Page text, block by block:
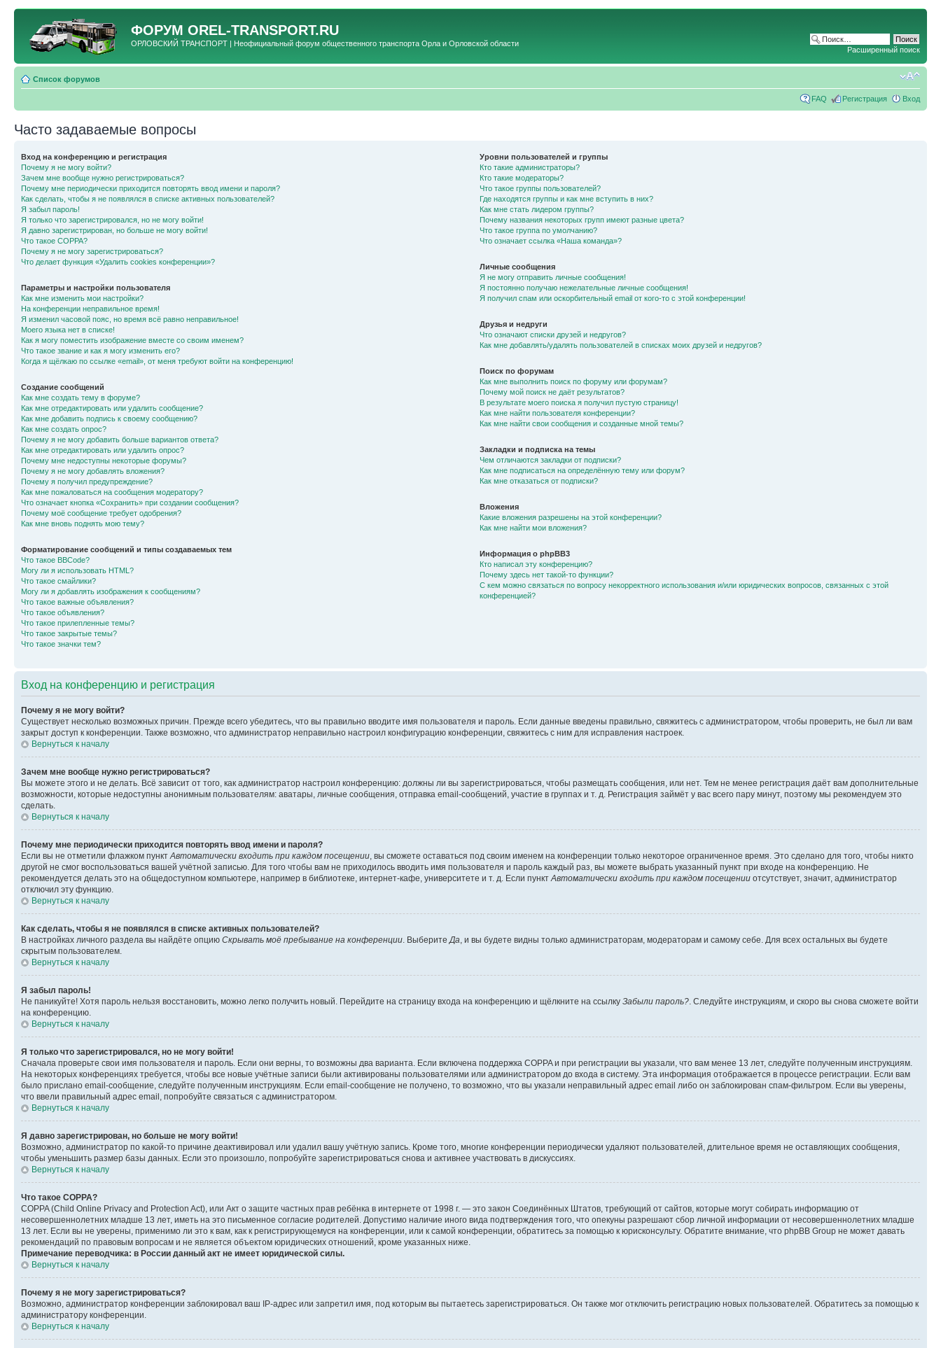
ФОРУМ OREL-TRANSPORT.RU
ОРЛОВСКИЙ ТРАНСПОРТ | Неофициальный форум общественного транспорта Орла и Орловской области
Расширенный поиск
Список форумов
FAQ Регистрация Вход
Часто задаваемые вопросы
Вход на конференцию и регистрация
Почему я не могу войти?
Зачем мне вообще нужно регистрироваться?
Почему мне периодически приходится повторять ввод имени и пароля?
Как сделать, чтобы я не появлялся в списке активных пользователей?
Я забыл пароль!
Я только что зарегистрировался, но не могу войти!
Я давно зарегистрирован, но больше не могу войти!
Что такое COPPA?
Почему я не могу зарегистрироваться?
Что делает функция «Удалить cookies конференции»?
Параметры и настройки пользователя
Как мне изменить мои настройки?
На конференции неправильное время!
Я изменил часовой пояс, но время всё равно неправильное!
Моего языка нет в списке!
Как я могу поместить изображение вместе со своим именем?
Что такое звание и как я могу изменить его?
Когда я щёлкаю по ссылке «email», от меня требуют войти на конференцию!
Создание сообщений
Как мне создать тему в форуме?
Как мне отредактировать или удалить сообщение?
Как мне добавить подпись к своему сообщению?
Как мне создать опрос?
Почему я не могу добавить больше вариантов ответа?
Как мне отредактировать или удалить опрос?
Почему мне недоступны некоторые форумы?
Почему я не могу добавлять вложения?
Почему я получил предупреждение?
Как мне пожаловаться на сообщения модератору?
Что означает кнопка «Сохранить» при создании сообщения?
Почему моё сообщение требует одобрения?
Как мне вновь поднять мою тему?
Форматирование сообщений и типы создаваемых тем
Что такое BBCode?
Могу ли я использовать HTML?
Что такое смайлики?
Могу ли я добавлять изображения к сообщениям?
Что такое важные объявления?
Что такое объявления?
Что такое прилепленные темы?
Что такое закрытые темы?
Что такое значки тем?
Уровни пользователей и группы
Кто такие администраторы?
Кто такие модераторы?
Что такое группы пользователей?
Где находятся группы и как мне вступить в них?
Как мне стать лидером группы?
Почему названия некоторых групп имеют разные цвета?
Что такое группа по умолчанию?
Что означает ссылка «Наша команда»?
Личные сообщения
Я не могу отправить личные сообщения!
Я постоянно получаю нежелательные личные сообщения!
Я получил спам или оскорбительный email от кого-то с этой конференции!
Друзья и недруги
Что означают списки друзей и недругов?
Как мне добавлять/удалять пользователей в списках моих друзей и недругов?
Поиск по форумам
Как мне выполнить поиск по форуму или форумам?
Почему мой поиск не даёт результатов?
В результате моего поиска я получил пустую страницу!
Как мне найти пользователя конференции?
Как мне найти свои сообщения и созданные мной темы?
Закладки и подписка на темы
Чем отличаются закладки от подписки?
Как мне подписаться на определённую тему или форум?
Как мне отказаться от подписки?
Вложения
Какие вложения разрешены на этой конференции?
Как мне найти мои вложения?
Информация о phpBB3
Кто написал эту конференцию?
Почему здесь нет такой-то функции?
С кем можно связаться по вопросу некорректного использования и/или юридических вопросов, связанных с этой
конференцией?
Вход на конференцию и регистрация
Почему я не могу войти?
Существует несколько возможных причин. Прежде всего убедитесь, что вы правильно вводите имя пользователя и пароль. Если данные введены правильно, свяжитесь с администратором, чтобы проверить, не был ли вам
закрыт доступ к конференции. Также возможно, что администратор неправильно настроил конфигурацию конференции, свяжитесь с ним для исправления настроек.
Вернуться к началу
Зачем мне вообще нужно регистрироваться?
Вы можете этого и не делать. Всё зависит от того, как администратор настроил конференцию: должны ли вы зарегистрироваться, чтобы размещать сообщения, или нет. Тем не менее регистрация даёт вам дополнительные
возможности, которые недоступны анонимным пользователям: аватары, личные сообщения, отправка email-сообщений, участие в группах и т. д. Регистрация займёт у вас всего пару минут, поэтому мы рекомендуем это
сделать.
Вернуться к началу
Почему мне периодически приходится повторять ввод имени и пароля?
Если вы не отметили флажком пункт Автоматически входить при каждом посещении , вы сможете оставаться под своим именем на конференции только некоторое ограниченное время. Это сделано для того, чтобы никто
другой не смог воспользоваться вашей учётной записью. Для того чтобы вам не приходилось вводить имя пользователя и пароль каждый раз, вы можете выбрать указанный пункт при входе на конференцию. Не
рекомендуется делать это на общедоступном компьютере, например в библиотеке, интернет-кафе, университете и т. д. Если пункт Автоматически входить при каждом посещении отсутствует, значит, администратор
отключил эту функцию.
Вернуться к началу
Как сделать, чтобы я не появлялся в списке активных пользователей?
В настройках личного раздела вы найдёте опцию Скрывать моё пребывание на конференции . Выберите Да , и вы будете видны только администраторам, модераторам и самому себе. Для всех остальных вы будете
скрытым пользователем.
Вернуться к началу
Я забыл пароль!
Не паникуйте! Хотя пароль нельзя восстановить, можно легко получить новый. Перейдите на страницу входа на конференцию и щёлкните на ссылку Забыли пароль? . Следуйте инструкциям, и скоро вы снова сможете войти
на конференцию.
Вернуться к началу
Я только что зарегистрировался, но не могу войти!
Сначала проверьте свои имя пользователя и пароль. Если они верны, то возможны два варианта. Если включена поддержка COPPA и при регистрации вы указали, что вам менее 13 лет, следуйте полученным инструкциям.
На некоторых конференциях требуется, чтобы все новые учётные записи были активированы пользователями или администратором до входа в систему. Эта информация отображается в процессе регистрации. Если вам
было прислано email-сообщение, следуйте полученным инструкциям. Если email-сообщение не получено, то возможно, что вы указали неправильный адрес email либо он заблокирован спам-фильтром. Если вы уверены,
что ввели правильный адрес email, попробуйте связаться с администратором.
Вернуться к началу
Я давно зарегистрирован, но больше не могу войти!
Возможно, администратор по какой-то причине деактивировал или удалил вашу учётную запись. Кроме того, многие конференции периодически удаляют пользователей, длительное время не оставляющих сообщения,
чтобы уменьшить размер базы данных. Если это произошло, попробуйте зарегистрироваться снова и активнее участвовать в дискуссиях.
Вернуться к началу
Что такое COPPA?
COPPA (Child Online Privacy and Protection Act), или Акт о защите частных прав ребёнка в интернете от 1998 г. — это закон Соединённых Штатов, требующий от сайтов, которые могут собирать информацию от
несовершеннолетних младше 13 лет, иметь на это письменное согласие родителей. Допустимо наличие иного вида подтверждения того, что опекуны разрешают сбор личной информации от несовершеннолетних младше
13 лет. Если вы не уверены, применимо ли это к вам, как к регистрирующемуся на конференции, или к самой конференции, обратитесь за помощью к юрисконсульту. Обратите внимание, что phpBB Group не может давать
рекомендаций по правовым вопросам и не является объектом юридических отношений, кроме указанных ниже.
Примечание переводчика: в России данный акт не имеет юридической силы.
Вернуться к началу
Почему я не могу зарегистрироваться?
Возможно, администратор конференции заблокировал ваш IP-адрес или запретил имя, под которым вы пытаетесь зарегистрироваться. Он также мог отключить регистрацию новых пользователей. Обратитесь за помощью к
администратору конференции.
Вернуться к началу